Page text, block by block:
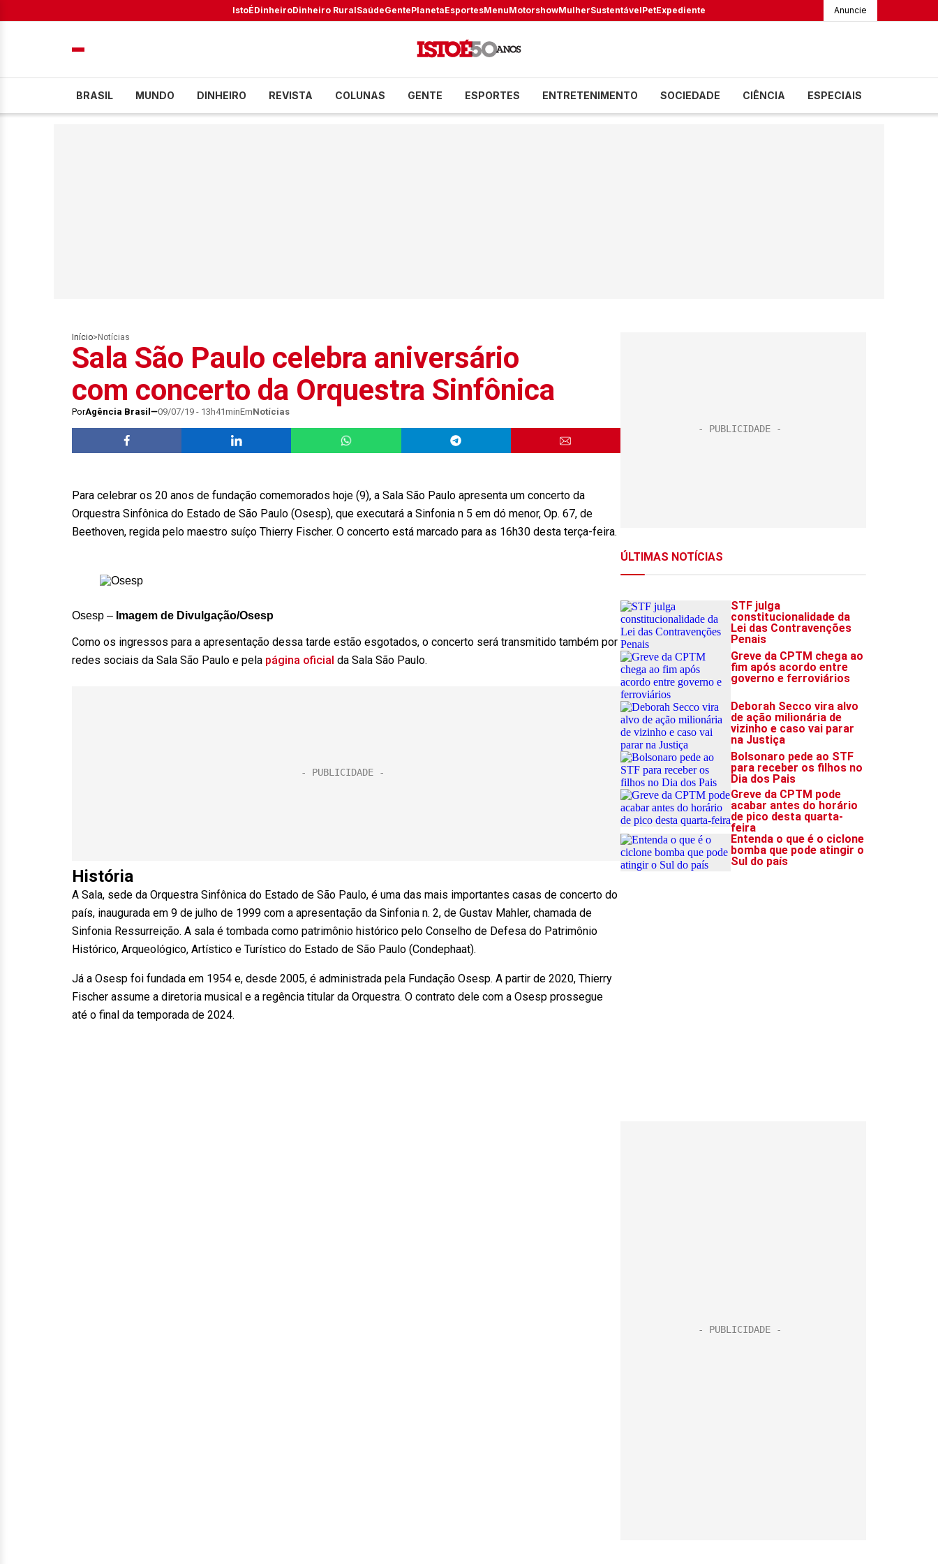
IstoÉDinheiroDinheiro RuralSaúdeGentePlanetaEsportesMenuMotorshowMulherSustentávelPetExpediente Anuncie
BRASIL MUNDO DINHEIRO REVISTA COLUNAS GENTE ESPORTES ENTRETENIMENTO SOCIEDADE CIÊNCIA ESPECIAIS
Início> Notícias
Sala São Paulo celebra aniversário
com concerto da Orquestra Sinfônica
PorAgência Brasil 09/07/19 - 13h41minEmNotícias
Para celebrar os 20 anos de fundação comemorados hoje (9), a Sala São Paulo apresenta um concerto da
Orquestra Sinfônica do Estado de São Paulo (Osesp), que executará a Sinfonia n 5 em dó menor, Op. 67, de
Beethoven, regida pelo maestro suíço Thierry Fischer. O concerto está marcado para as 16h30 desta terça-feira.
Osesp – Imagem de Divulgação/Osesp
Como os ingressos para a apresentação dessa tarde estão esgotados, o concerto será transmitido também por
redes sociais da Sala São Paulo e pela página oficial da Sala São Paulo.
História
A Sala, sede da Orquestra Sinfônica do Estado de São Paulo, é uma das mais importantes casas de concerto do
país, inaugurada em 9 de julho de 1999 com a apresentação da Sinfonia n. 2, de Gustav Mahler, chamada de
Sinfonia Ressurreição. A sala é tombada como patrimônio histórico pelo Conselho de Defesa do Patrimônio
Histórico, Arqueológico, Artístico e Turístico do Estado de São Paulo (Condephaat).
Já a Osesp foi fundada em 1954 e, desde 2005, é administrada pela Fundação Osesp. A partir de 2020, Thierry
Fischer assume a diretoria musical e a regência titular da Orquestra. O contrato dele com a Osesp prossegue
até o final da temporada de 2024.